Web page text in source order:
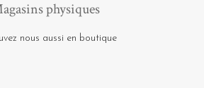
physiques
nous aussi en boutique